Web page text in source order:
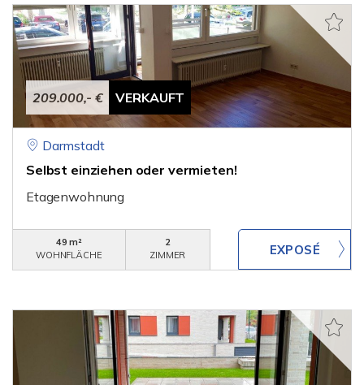
209.000,- € VERKAUFT
Darmstadt
Selbst einziehen oder vermieten!
Etagenwohnung
49 m²
WOHNFLÄCHE
2
ZIMMER